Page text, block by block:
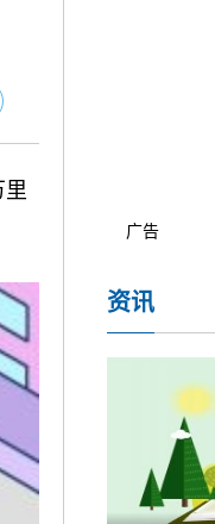
广告
资讯